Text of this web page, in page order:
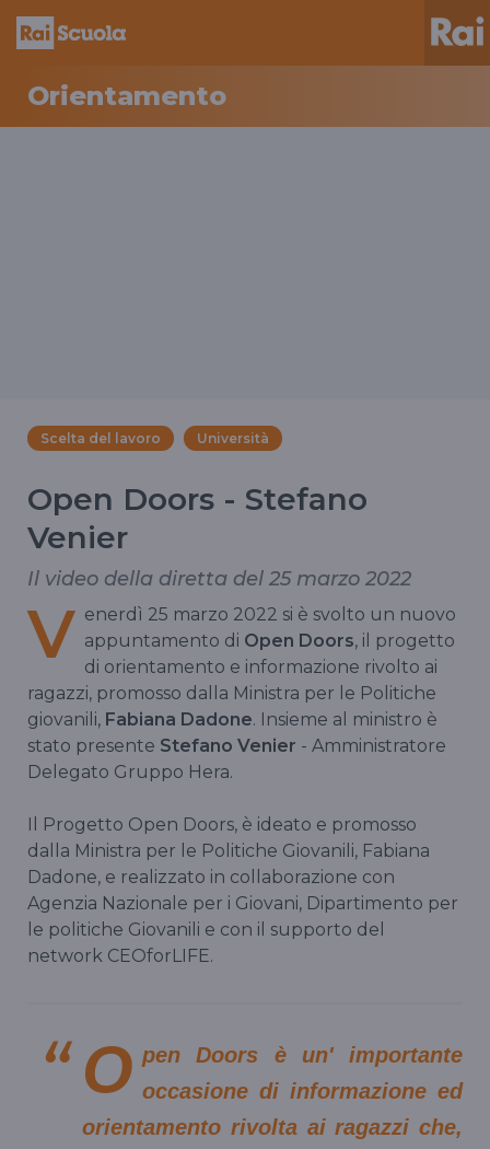
Orientamento
Scelta del lavoro Università
Open Doors - Stefano
Venier
Il video della diretta del 25 marzo 2022
V enerdì 25 marzo 2022 si è svolto un nuovo
appuntamento di Open Doors, il progetto
di orientamento e informazione rivolto ai
ragazzi, promosso dalla Ministra per le Politiche
giovanili, Fabiana Dadone. Insieme al ministro è
stato presente Stefano Venier - Amministratore
Delegato Gruppo Hera.
Il Progetto Open Doors, è ideato e promosso
dalla Ministra per le Politiche Giovanili, Fabiana
Dadone, e realizzato in collaborazione con
Agenzia Nazionale per i Giovani, Dipartimento per
le politiche Giovanili e con il supporto del
network CEOforLIFE.
O pen Doors è un' importante
occasione di informazione ed
orientamento rivolta ai ragazzi che,